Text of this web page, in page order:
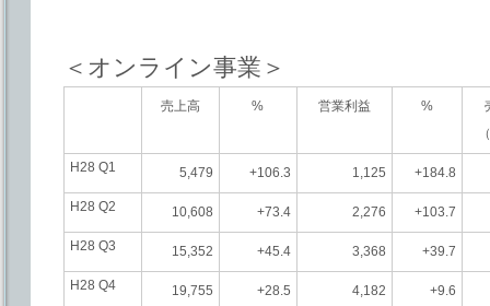
＜オンライン事業＞
売上高 % 営業利益 %
H28 Q1 5,479 +106.3 1,125 +184.8
H28 Q2 10,608 +73.4 2,276 +103.7
H28 Q3 15,352 +45.4 3,368 +39.7
H28 Q4 19,755 +28.5 4,182 +9.6